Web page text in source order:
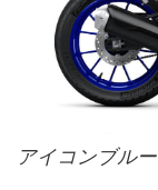
アイコンブルー